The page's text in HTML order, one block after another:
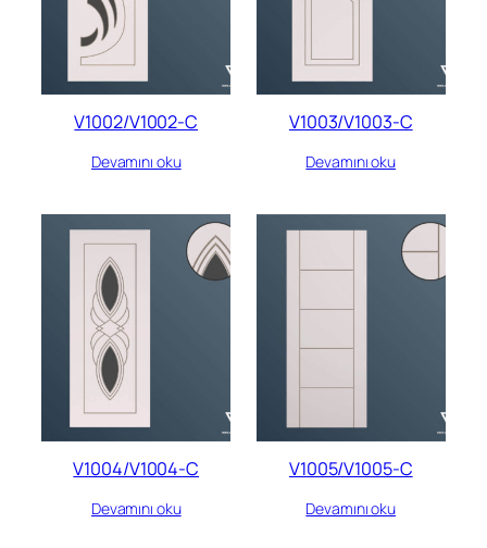
V1002/V1002-C
Devamını oku
V1003/V1003-C
Devamını oku
V1004/V1004-C
Devamını oku
V1005/V1005-C
Devamını oku